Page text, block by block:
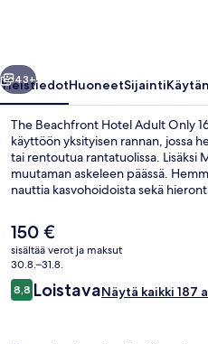
valokuvagalleria
Seuraava
43+
YleistiedotHuoneetSijainti
The Beachfront Hotel Adult Only
käyttöön yksityisen rannan, jossa
tai rentoutua rantatuolissa. Lisäksi
muutaman askeleen päässä.
nauttia kasvohoidoista sekä
paikka nauttia aterioita ja kylmiä
Muihin palveluihin kuuluu
Matkailijat arvostavat suuresti
henkilökuntaa.
Nykyinen
hinta
on
150 €
150 €
sisältää verot ja maksut
30.8.–31.8.
Arvostelut
8,88,8 kautta 10.
LoistavaNäytä kaikki 187